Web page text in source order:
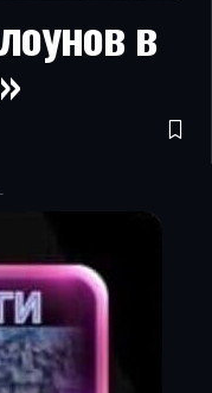
в